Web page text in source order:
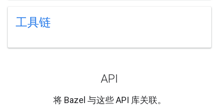
工具链
API
将 Bazel 与这些 API 库关联。